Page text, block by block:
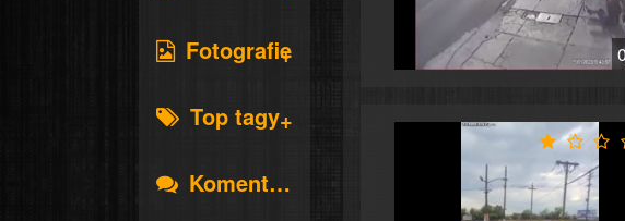
Fotografie
Top tagy
Komentáře